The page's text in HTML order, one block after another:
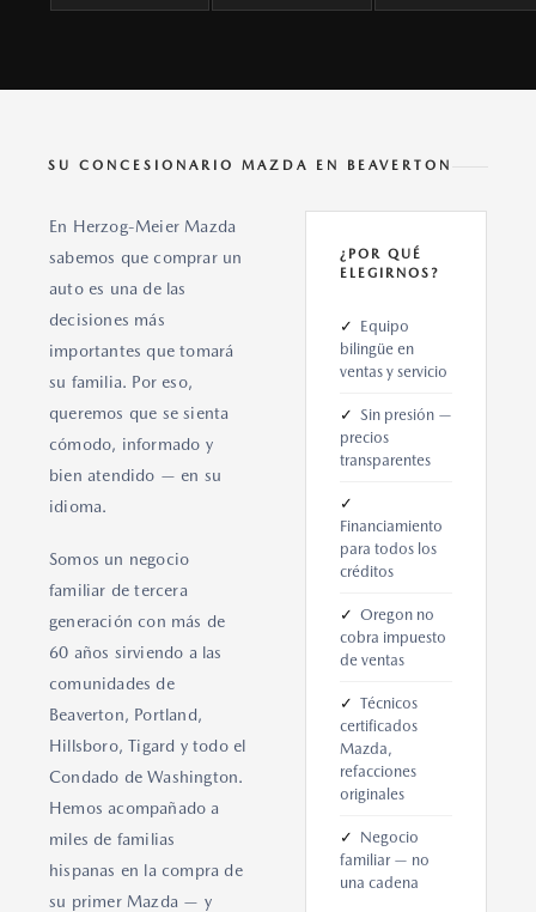
SU CONCESIONARIO MAZDA EN BEAVERTON
En Herzog-Meier Mazda
sabemos que comprar un
auto es una de las
decisiones más
importantes que tomará
su familia. Por eso,
queremos que se sienta
cómodo, informado y
bien atendido — en su
idioma.
Somos un negocio
familiar de tercera
generación con más de
60 años sirviendo a las
comunidades de
Beaverton, Portland,
Hillsboro, Tigard y todo el
Condado de Washington.
Hemos acompañado a
miles de familias
hispanas en la compra de
su primer Mazda — y
¿POR QUÉ
ELEGIRNOS?
✓ Equipo
bilingüe en
ventas y servicio
✓ Sin presión —
precios
transparentes
✓
Financiamiento
para todos los
créditos
✓ Oregon no
cobra impuesto
de ventas
✓ Técnicos
certificados
Mazda,
refacciones
originales
✓ Negocio
familiar — no
una cadena